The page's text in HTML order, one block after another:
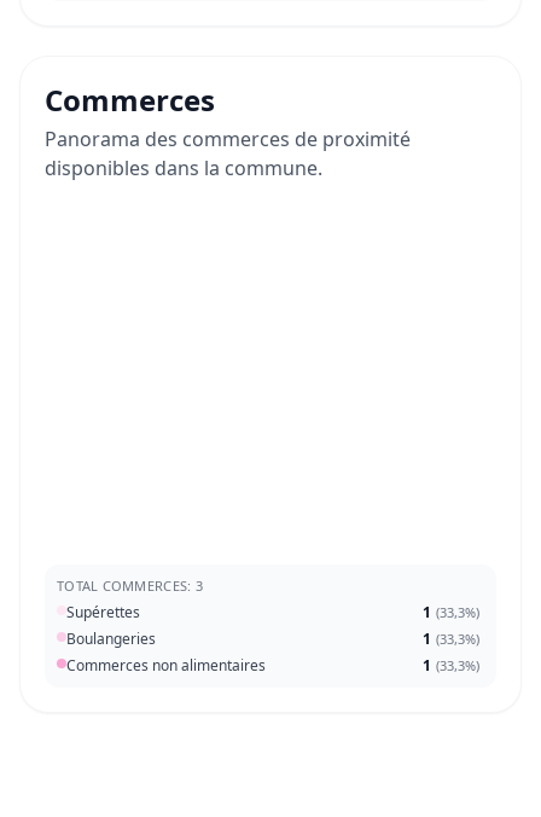
Commerces
Panorama des commerces de proximité
disponibles dans la commune.
TOTAL COMMERCES: 3
Supérettes 1 (33,3%)
Boulangeries 1 (33,3%)
Commerces non alimentaires 1 (33,3%)